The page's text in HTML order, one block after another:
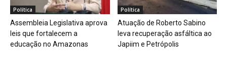
Política
Assembleia Legislativa aprova
leis que fortalecem a
educação no Amazonas
Política
Atuação de Roberto Sabino
leva recuperação asfáltica ao
Japiim e Petrópolis